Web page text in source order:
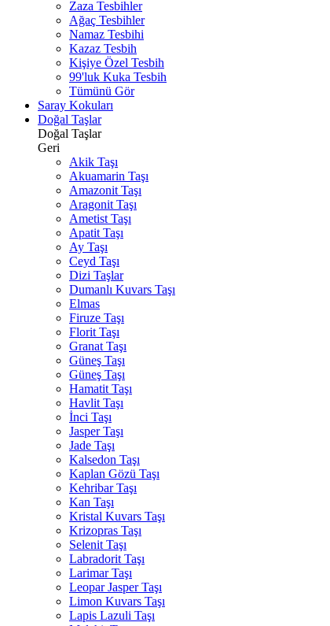
Zaza Tesbihler
Ağaç Tesbihler
Namaz Tesbihi
Kazaz Tesbih
Kişiye Özel Tesbih
99'luk Kuka Tesbih
Tümünü Gör
Saray Kokuları
Doğal Taşlar
Doğal Taşlar
Geri
Akik Taşı
Akuamarin Taşı
Amazonit Taşı
Aragonit Taşı
Ametist Taşı
Apatit Taşı
Ay Taşı
Ceyd Taşı
Dizi Taşlar
Dumanlı Kuvars Taşı
Elmas
Firuze Taşı
Florit Taşı
Granat Taşı
Güneş Taşı
Güneş Taşı
Hamatit Taşı
Havlit Taşı
İnci Taşı
Jasper Taşı
Jade Taşı
Kalsedon Taşı
Kaplan Gözü Taşı
Kehribar Taşı
Kan Taşı
Kristal Kuvars Taşı
Krizopras Taşı
Selenit Taşı
Labradorit Taşı
Larimar Taşı
Leopar Jasper Taşı
Limon Kuvars Taşı
Lapis Lazuli Taşı